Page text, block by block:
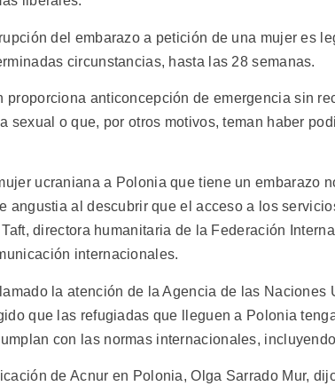
del embarazo a petición de una mujer es
circunstancias, hasta las 28 semanas.
proporciona anticoncepción de emergencia sin
sexual o que, por otros motivos, teman haber
ucraniana a Polonia que tiene un embarazo
angustia al descubrir que el acceso a los
directora humanitaria de la Federación
internacionales.
la atención de la Agencia de las Naciones
que las refugiadas que lleguen a Polonia
con las normas internacionales,
de Acnur en Polonia, Olga Sarrado Mur,